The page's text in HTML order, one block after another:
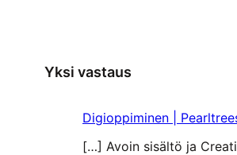
Yksi vastaus
Digioppiminen |
[…] Avoin sisältö ja